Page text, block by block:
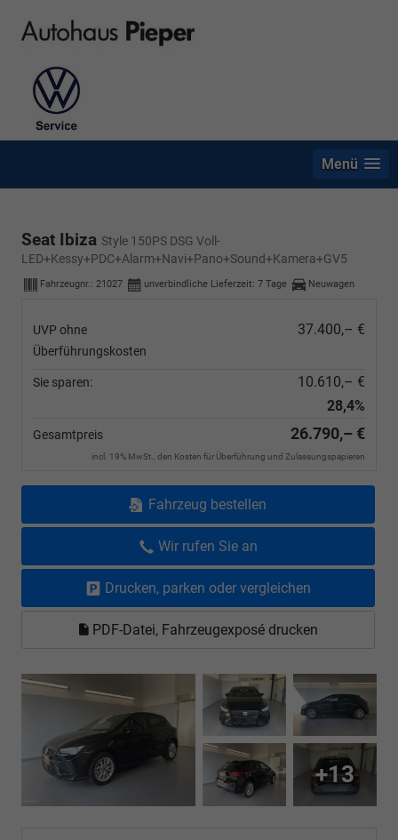
Menü
Seat Ibiza Style 150PS DSG Voll-
LED+Kessy+PDC+Alarm+Navi+Pano+Sound+Kamera+GV5
Fahrzeugnr.: 21027 unverbindliche Lieferzeit: 7 Tage Neuwagen
UVP ohne
Überführungskosten
37.400,– €
Sie sparen:
10.610,– €
28,4%
Gesamtpreis 26.790,– €
incl. 19% MwSt., den Kosten für Überführung und Zulassungspapieren
Fahrzeug bestellen
Wir rufen Sie an
Drucken, parken oder vergleichen
PDF-Datei, Fahrzeugexposé drucken
+13